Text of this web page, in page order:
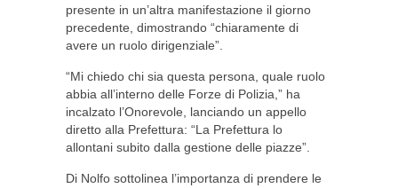
presente in un’altra manifestazione il giorno
precedente, dimostrando “chiaramente di
avere un ruolo dirigenziale”.
“Mi chiedo chi sia questa persona, quale ruolo
abbia all’interno delle Forze di Polizia,” ha
incalzato l’Onorevole, lanciando un appello
diretto alla Prefettura: “La Prefettura lo
allontani subito dalla gestione delle piazze”.
Di Nolfo sottolinea l’importanza di prendere le